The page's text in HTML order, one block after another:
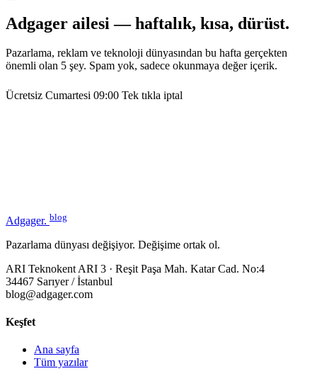
Adgager ailesi — haftalık, kısa, dürüst.
Pazarlama, reklam ve teknoloji dünyasından bu hafta gerçekten
önemli olan 5 şey. Spam yok, sadece okunmaya değer içerik.
Ücretsiz Cumartesi 09:00 Tek tıkla iptal
Adgager. blog
Pazarlama dünyası değişiyor. Değişime ortak ol.
ARI Teknokent ARI 3 · Reşit Paşa Mah. Katar Cad. No:4
34467 Sarıyer / İstanbul
blog@adgager.com
Keşfet
Ana sayfa
Tüm yazılar